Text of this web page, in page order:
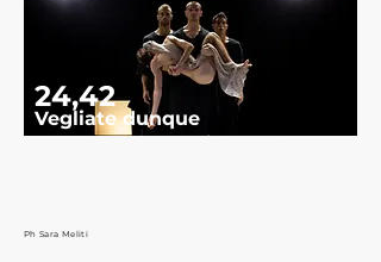
24,42
Vegliate dunque
Ph Sara Meliti